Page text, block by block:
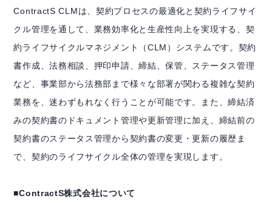
ContractS CLMは、契約プロセスの最適化と契約ライフサイ
クル管理を通して、業務効率化と生産性向上を実現する、契
約ライフサイクルマネジメント（CLM）システムです。契約
書作成、法務相談、押印申請、締結、保管、ステータス管理
など、事業部から法務部まで様々な部署が関わる複雑な契約
業務を、迷わずもれなく行うことが可能です。また、締結済
みの契約書のドキュメント管理や更新管理に加え、締結前の
契約書のステータス管理から契約書の変更・更新の履歴ま
で、契約のライフサイクル全体の管理を実現します。
■ContractS株式会社について